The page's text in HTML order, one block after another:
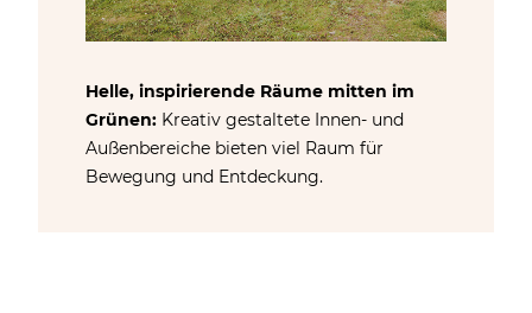
Helle, inspirierende Räume mitten im
Grünen: Kreativ gestaltete Innen- und
Außenbereiche bieten viel Raum für
Bewegung und Entdeckung.